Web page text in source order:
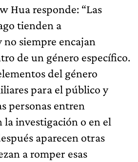
Hua responde: “Las
tienden a
siempre encajan
de un género específico.
del género
para el público y
personas entren
investigación o en el
aparecen otras
a romper esas